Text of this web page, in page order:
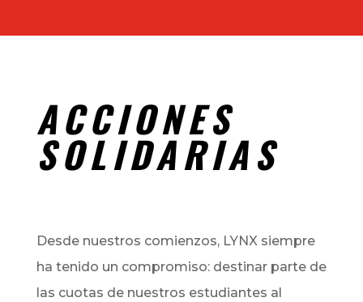
ACCIONES
SOLIDARIAS
Desde nuestros comienzos, LYNX siempre
ha tenido un compromiso: destinar parte de
las cuotas de nuestros estudiantes al